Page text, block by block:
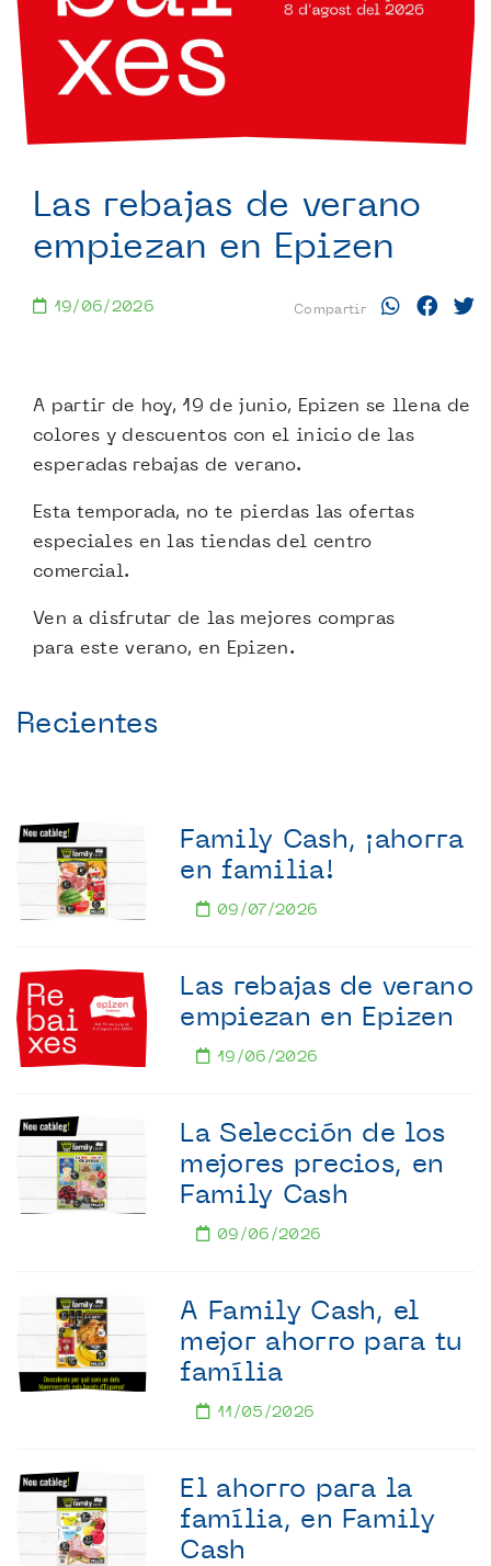
Las rebajas de verano
empiezan en Epizen
19/06/2026 Compartir
A partir de hoy, 19 de junio, Epizen se llena de
colores y descuentos con el inicio de las
esperadas rebajas de verano.
Esta temporada, no te pierdas las ofertas
especiales en las tiendas del centro
comercial.
Ven a disfrutar de las mejores compras
para este verano, en Epizen.
Recientes
Family Cash, ¡ahorra
en familia!
09/07/2026
Las rebajas de verano
empiezan en Epizen
19/06/2026
La Selección de los
mejores precios, en
Family Cash
09/06/2026
A Family Cash, el
mejor ahorro para tu
família
11/05/2026
El ahorro para la
família, en Family
Cash